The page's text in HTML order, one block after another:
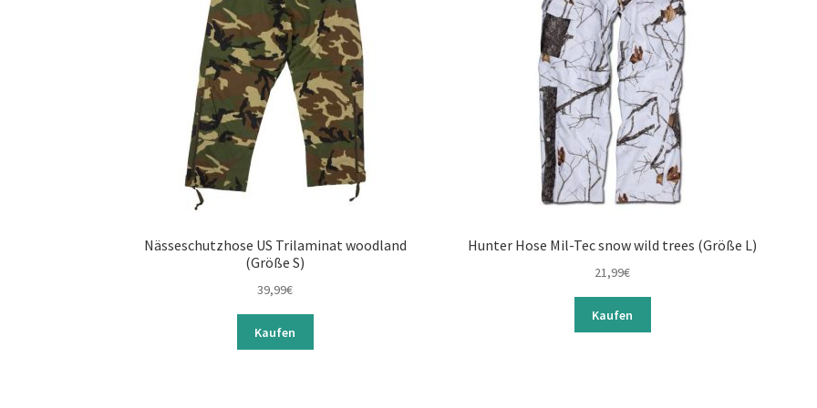
Nässeschutzhose US Trilaminat woodland
(Größe S)
39,99€
Kaufen
Hunter Hose Mil-Tec snow wild trees (Größe L)
21,99€
Kaufen